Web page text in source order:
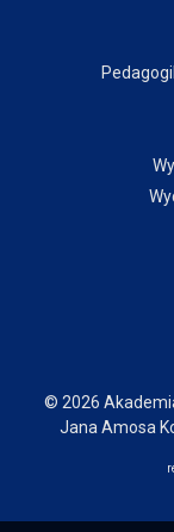
© 2026
Jana Amosa